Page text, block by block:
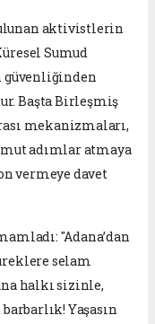
aktivistlerin
Sumud
güvenliğinden
Başta Birleşmiş
mekanizmaları,
adımlar atmaya
vermeye davet
"Adana’dan
selam
halkı sizinle,
Yaşasın